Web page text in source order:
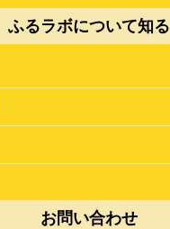
ふるラボについて知る
お問い合わせ